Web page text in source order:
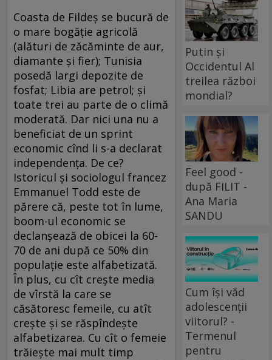
Coasta de Fildeş se bucură de
o mare bogăţie agricolă
(alături de zăcăminte de aur,
diamante şi fier); Tunisia
posedă largi depozite de
fosfat; Libia are petrol; şi
toate trei au parte de o climă
moderată. Dar nici una nu a
beneficiat de un sprint
economic cînd li s-a declarat
independenţa. De ce?
Istoricul şi sociologul francez
Emmanuel Todd este de
părere că, peste tot în lume,
boom-ul economic se
declanşează de obicei la 60-
70 de ani după ce 50% din
populaţie este alfabetizată.
În plus, cu cît creşte media
de vîrstă la care se
căsătoresc femeile, cu atît
creşte şi se răspîndeşte
alfabetizarea. Cu cît o femeie
trăieşte mai mult timp
Putin și
Occidentul Al
treilea război
mondial?
Feel good -
după FILIT -
Ana Maria
SANDU
Cum își văd
adolescenții
viitorul? -
Termenul
pentru